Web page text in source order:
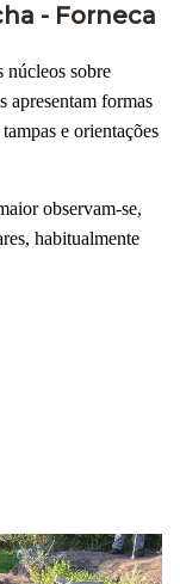
- Forneca
núcleos sobre
apresentam formas
e orientações
observam-se,
habitualmente